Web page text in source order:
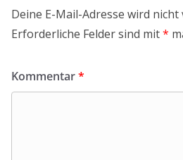
Deine E-Mail-Adresse wird
Erforderliche Felder sind mit*
Kommentar*